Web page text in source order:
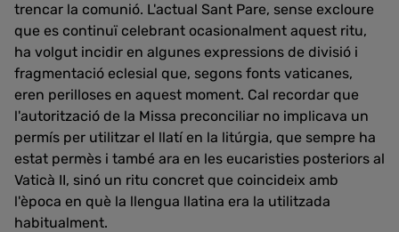
trencar la comunió. L'actual Sant Pare, sense excloure
que es continuï celebrant ocasionalment aquest ritu,
ha volgut incidir en algunes expressions de divisió i
fragmentació eclesial que, segons fonts vaticanes,
eren perilloses en aquest moment. Cal recordar que
l'autorització de la Missa preconciliar no implicava un
permís per utilitzar el llatí en la litúrgia, que sempre ha
estat permès i també ara en les eucaristies posteriors al
Vaticà II, sinó un ritu concret que coincideix amb
l'època en què la llengua llatina era la utilitzada
habitualment.